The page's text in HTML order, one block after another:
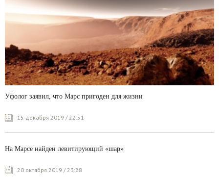
Уфолог заявил, что Марс пригоден для жизни
15 декабря 2019 / 22:51
На Марсе найден левитирующий «шар»
20 октября 2019 / 23:28